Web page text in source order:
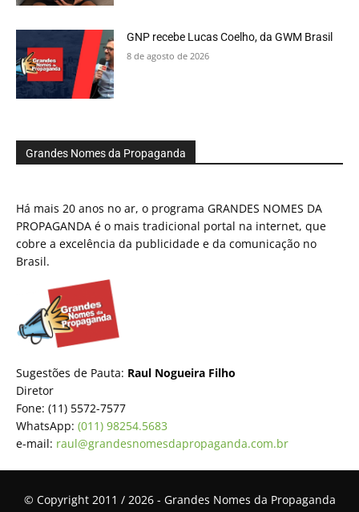
GNP recebe Lucas Coelho, da GWM Brasil
8 de agosto de 2026
Grandes Nomes da Propaganda
Há mais 20 anos no ar, o programa GRANDES NOMES DA
PROPAGANDA é o mais tradicional portal na internet, que
cobre a excelência da publicidade e da comunicação no
Brasil.
Sugestões de Pauta: Raul Nogueira Filho
Diretor
Fone: (11) 5572-7577
WhatsApp: (011) 98254.5683
e-mail: raul@grandesnomesdapropaganda.com.br
© Copyright 2011 / 2026 - Grandes Nomes da Propaganda